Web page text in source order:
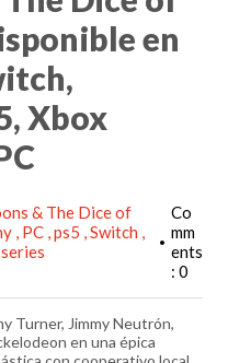
en
Xbox
& The Dice of
PC ps5 Switch
•
Co
mm
ents
: 0
Turner, Jimmy Neutrón,
en una épica